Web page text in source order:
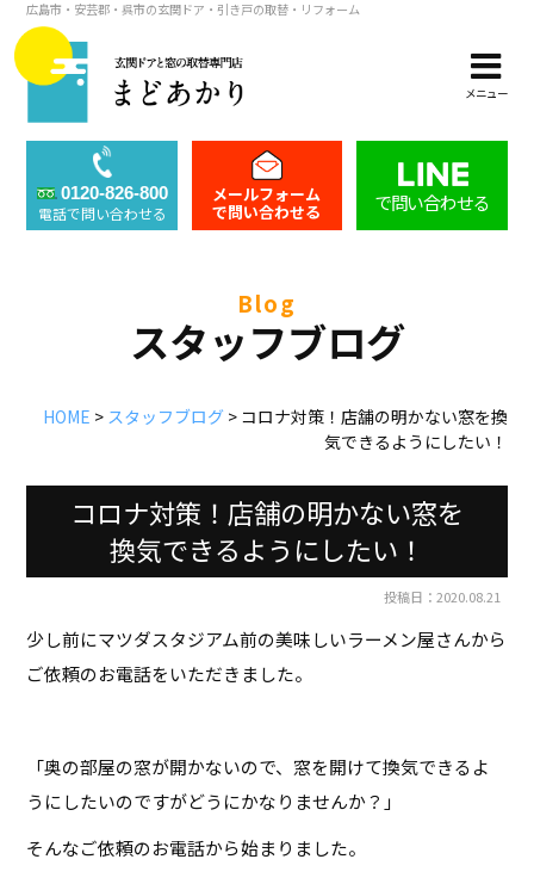
広島市・安芸郡・呉市の玄関ドア・引き戸の取替・リフォーム
メニュー
0120-826-800
電話で問い合わせる
メールフォーム
で問い合わせる で問い合わせる
blog
スタッフブログ
HOME > スタッフブログ> コロナ対策！店舗の明かない窓を換
気できるようにしたい！
コロナ対策！店舗の明かない窓を
換気できるようにしたい！
投稿日：2020.08.21
少し前にマツダスタジアム前の美味しいラーメン屋さんから
ご依頼のお電話をいただきました。
「奥の部屋の窓が開かないので、窓を開けて換気できるよ
うにしたいのですがどうにかなりませんか？」
そんなご依頼のお電話から始まりました。